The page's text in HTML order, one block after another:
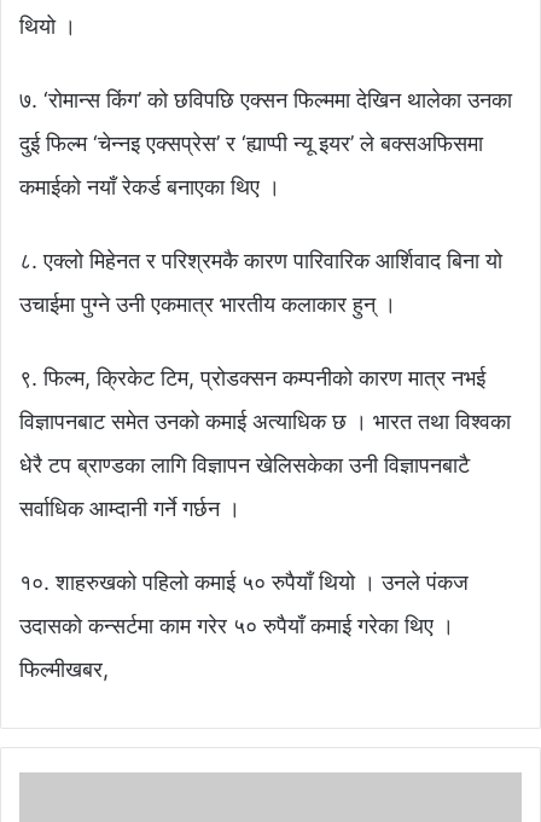
थियो ।
७. ‘रोमान्स किंग’ को छविपछि एक्सन फिल्ममा देखिन थालेका उनका
दुई फिल्म ‘चेन्नइ एक्सप्रेस’ र ‘ह्याप्पी न्यू इयर’ ले बक्सअफिसमा
कमाईको नयाँ रेकर्ड बनाएका थिए ।
८. एक्लो मिहेनत र परिश्रमकै कारण पारिवारिक आर्शिवाद बिना यो
उचाईमा पुग्ने उनी एकमात्र भारतीय कलाकार हुन् ।
९. फिल्म, क्रिकेट टिम, प्रोडक्सन कम्पनीको कारण मात्र नभई
विज्ञापनबाट समेत उनको कमाई अत्याधिक छ । भारत तथा विश्वका
धेरै टप ब्राण्डका लागि विज्ञापन खेलिसकेका उनी विज्ञापनबाटै
सर्वाधिक आम्दानी गर्ने गर्छन ।
१०. शाहरुखको पहिलो कमाई ५० रुपैयाँ थियो । उनले पंकज
उदासको कन्सर्टमा काम गरेर ५० रुपैयाँ कमाई गरेका थिए ।
फिल्मीखबर,